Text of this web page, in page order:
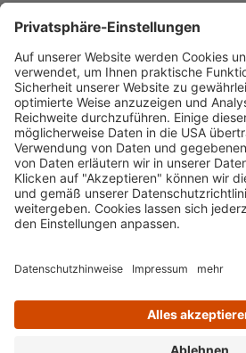
Häufig aufgerufen
Standorte & Öffnungszeiten
anmelden & ausleihen
Ausbildung & Karriere
Impressum Datenschutz
literaturportal-bayern.de